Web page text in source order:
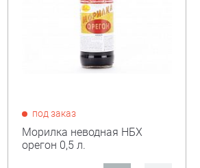
под заказ
Морилка неводная НБХ
орегон 0,5 л.